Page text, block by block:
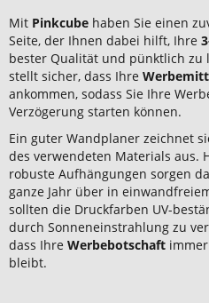
Mit Pinkcube haben Sie einen
Seite, der Ihnen dabei hilft, Ihre
bester Qualität und pünktlich zu
stellt sicher, dass Ihre
ankommen, sodass Sie Ihre
Verzögerung starten können.
Ein guter Wandplaner zeichnet
des verwendeten Materials aus.
robuste Aufhängungen sorgen
ganze Jahr über in
sollten die Druckfarben UV-
durch Sonneneinstrahlung zu
dass Ihre Werbebotschaft
bleibt.